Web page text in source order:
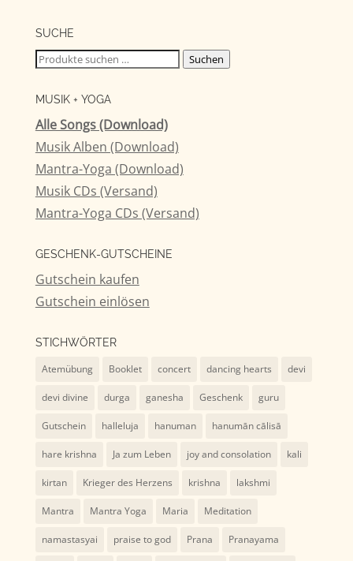
SUCHE
Suchen
Suchen
MUSIK + YOGA
Alle Songs (Download)
Musik Alben (Download)
Mantra-Yoga (Download)
Musik CDs (Versand)
Mantra-Yoga CDs (Versand)
GESCHENK-GUTSCHEINE
Gutschein kaufen
Gutschein einlösen
STICHWÖRTER
Atemübung Booklet concert dancing hearts devi
devi divine durga ganesha Geschenk guru
Gutschein halleluja hanuman hanumān cālisā
hare krishna Ja zum Leben joy and consolation kali
kirtan Krieger des Herzens krishna lakshmi
Mantra Mantra Yoga Maria Meditation
namastasyai praise to god Prana Pranayama